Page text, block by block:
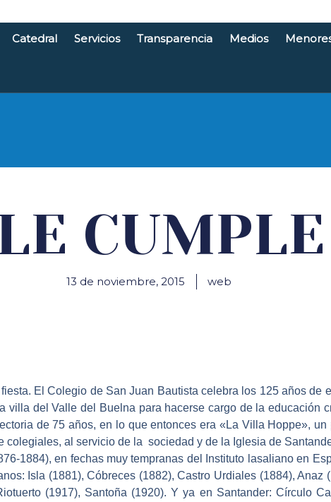
Catedral Servicios Transparencia Medios
13 de noviembre, 2015 web
El Colegio de San Juan Bautista celebra los 125 años de
villa del Valle del Buelna para hacerse cargo de la
de 75 años, en lo que entonces era «La Villa Hoppe»,
colegiales, al servicio de la sociedad y de la Iglesia de
1884), en fechas muy tempranas del Instituto lasaliano en
Isla (1881), Cóbreces (1882), Castro Urdiales (1884),
(1917), Santoña (1920). Y ya en Santander: Círculo